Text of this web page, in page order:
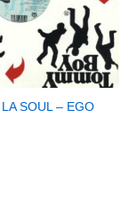
SOUL – EGO